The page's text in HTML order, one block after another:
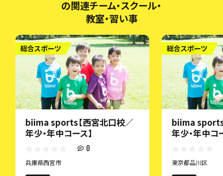
の関連チーム・スクール・
教室・習い事
総合スポーツ
biima sports【西宮北口校／
年少・年中コース】
0
兵庫県西宮市
総合スポーツ
biima sports
年少・年中コ
東京都品川区